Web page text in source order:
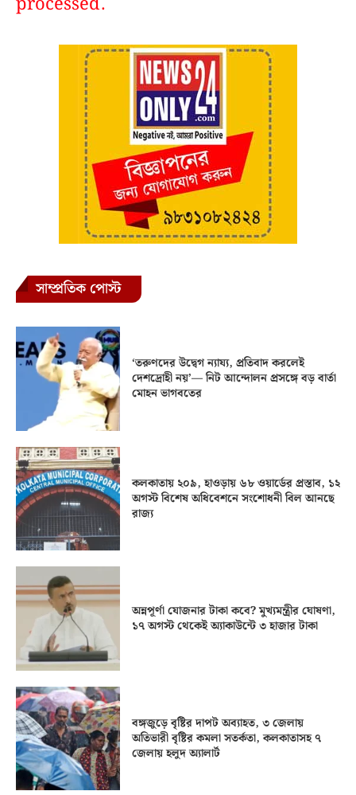
সাম্প্রতিক পোস্ট
‘তরুণদের উদ্বেগ ন্যায্য, প্রতিবাদ করলেই
দেশদ্রোহী নয়’— নিট আন্দোলন প্রসঙ্গে বড় বার্তা
মোহন ভাগবতের
কলকাতায় ২০৯, হাওড়ায় ৬৮ ওয়ার্ডের প্রস্তাব, ১২
অগস্ট বিশেষ অধিবেশনে সংশোধনী বিল আনছে
রাজ্য
অন্নপূর্ণা যোজনার টাকা কবে? মুখ্যমন্ত্রীর ঘোষণা,
১৭ অগস্ট থেকেই অ্যাকাউন্টে ৩ হাজার টাকা
বঙ্গজুড়ে বৃষ্টির দাপট অব্যাহত, ৩ জেলায়
অতিভারী বৃষ্টির কমলা সতর্কতা, কলকাতাসহ ৭
জেলায় হলুদ অ্যালার্ট